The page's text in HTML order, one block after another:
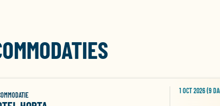
1 OCT 2026 (9